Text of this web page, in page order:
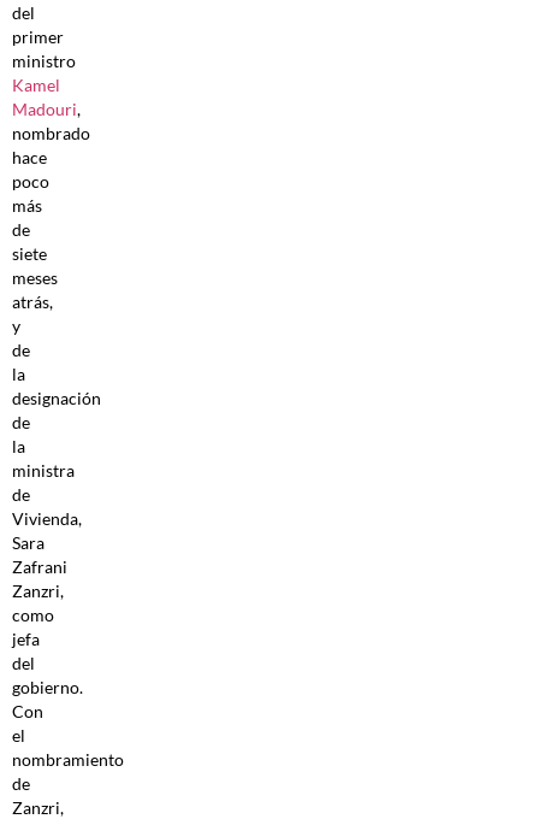
del
primer
ministro
Kamel
Madouri,
nombrado
hace
poco
más
de
siete
meses
atrás,
y
de
la
designación
de
la
ministra
de
Vivienda,
Sara
Zafrani
Zanzri,
como
jefa
del
gobierno.
Con
el
nombramiento
de
Zanzri,